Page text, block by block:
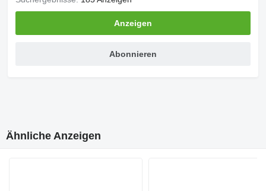
Anzeigen
Abonnieren
Ähnliche Anzeigen